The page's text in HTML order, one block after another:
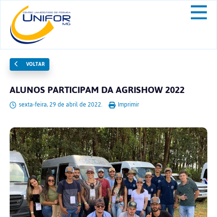
VOLTAR
ALUNOS PARTICIPAM DA AGRISHOW 2022
sexta-feira, 29 de abril de 2022. Imprimir